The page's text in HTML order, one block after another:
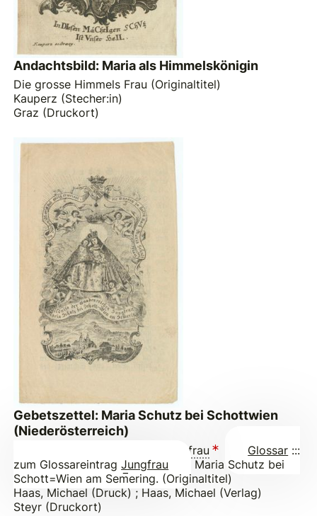
Andachtsbild: Maria als Himmelskönigin
Die grosse Himmels Frau (Originaltitel)
Kauperz (Stecher:in)
Graz (Druckort)
Gebetszettel: Maria Schutz bei Schottwien
(Niederösterreich)
Jungfrau Glossar :::
zum Glossareintrag Jungfrau
Maria Schutz bei
Schott=Wien am Sem̅ering. (Originaltitel)
Haas, Michael (Druck) ; Haas, Michael (Verlag)
Steyr (Druckort)